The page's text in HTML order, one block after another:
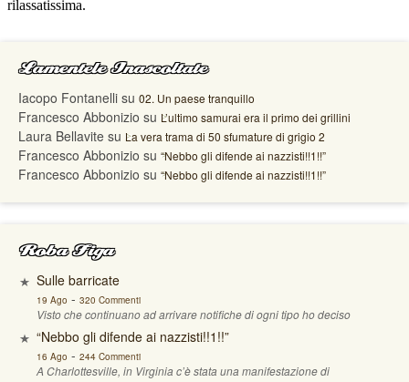
Lamentele Inascoltate
Iacopo Fontanelli su 02. Un paese tranquillo
Francesco Abbonizio su L’ultimo samurai era il primo dei grillini
Laura Bellavite su La vera trama di 50 sfumature di grigio 2
Francesco Abbonizio su “Nebbo gli difende ai nazzisti!!1!!”
Francesco Abbonizio su “Nebbo gli difende ai nazzisti!!1!!”
Roba Figa
Sulle barricate
19 Ago - 320 Commenti
Visto che continuano ad arrivare notifiche di ogni tipo ho deciso
“Nebbo gli difende ai nazzisti!!1!!”
16 Ago - 244 Commenti
A Charlottesville, in Virginia c’è stata una manifestazione di